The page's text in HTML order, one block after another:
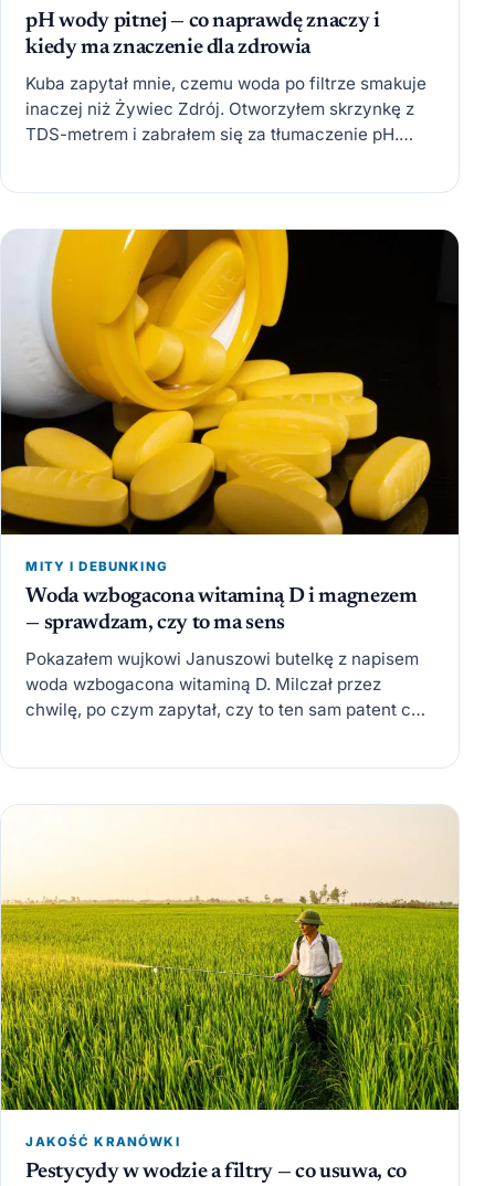
pH wody pitnej — co naprawdę znaczy i
kiedy ma znaczenie dla zdrowia
Kuba zapytał mnie, czemu woda po filtrze smakuje
inaczej niż Żywiec Zdrój. Otworzyłem skrzynkę z
TDS-metrem i zabrałem się za tłumaczenie pH.
MITY I DEBUNKING
Woda wzbogacona witaminą D i magnezem
— sprawdzam, czy to ma sens
Pokazałem wujkowi Januszowi butelkę z napisem
woda wzbogacona witaminą D. Milczał przez
chwilę, po czym zapytał, czy to ten sam patent co
JAKOŚĆ KRANÓWKI
Pestycydy w wodzie a filtry — co usuwa, co